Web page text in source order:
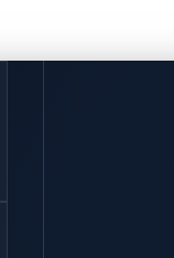
ット
リテ